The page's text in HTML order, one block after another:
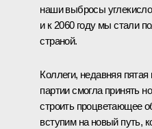
наши выбросы
и к 2060 году мы стали
страной.
Коллеги, недавняя
партии смогла принять
строить процветающее
вступим на новый путь,